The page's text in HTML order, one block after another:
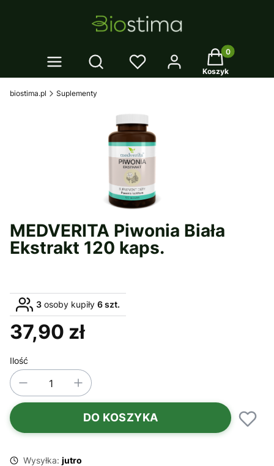
Otwórz wyszukiwarkę Twój koszyk:
Koszyk
biostima.pl Suplementy
MEDVERITA Piwonia Biała
Ekstrakt 120 kaps.
3 osoby kupiły 6 szt.
Cena
37,90 zł
Ilość
DO KOSZYKA
Wysyłka: jutro